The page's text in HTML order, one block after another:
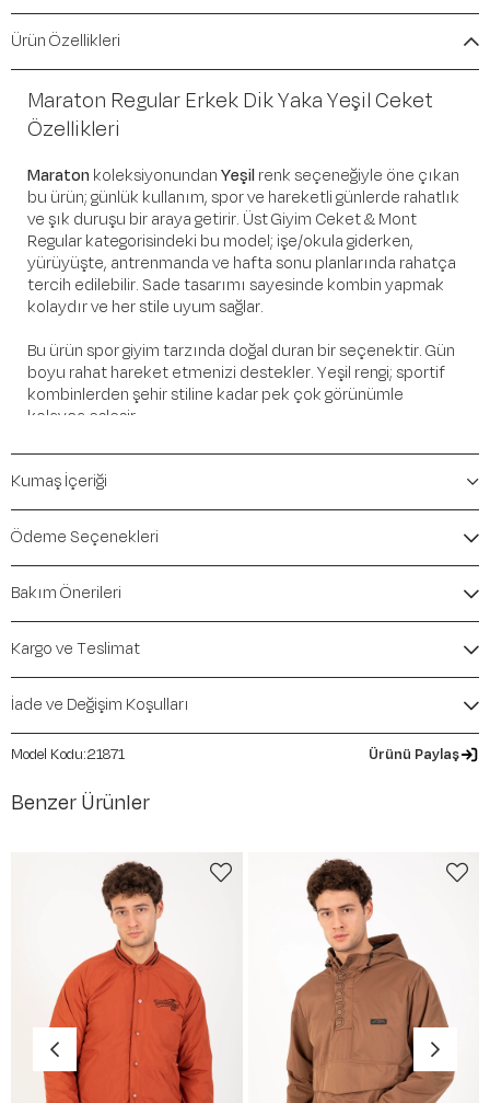
Ürün Özellikleri
Maraton Regular Erkek Dik Yaka Yeşil Ceket
Özellikleri
Maraton koleksiyonundanYeşilrenk seçeneğiyle öne çıkan
bu ürün; günlük kullanım, spor ve hareketli günlerde rahatlık
ve şık duruşu bir araya getirir. Üst Giyim Ceket & Mont
Regular kategorisindeki bu model; işe/okula giderken,
yürüyüşte, antrenmanda ve hafta sonu planlarında rahatça
tercih edilebilir. Sade tasarımı sayesinde kombin yapmak
kolaydır ve her stile uyum sağlar.
Bu ürün spor giyim tarzında doğal duran bir seçenektir. Gün
boyu rahat hareket etmenizi destekler. Yeşil rengi; sportif
kombinlerden şehir stiline kadar pek çok görünümle
kolayca eşleşir.
Öne Çıkan Detaylar
Marka:Maraton
Renk:Yeşil
Kalıp / Form:
Mevsim:Sonbahar-Kış
Kumaş İçeriği
Ödeme Seçenekleri
Bakım Önerileri
Kargo ve Teslimat
İade ve Değişim Koşulları
21871 Ürünü Paylaş
Benzer Ürünler